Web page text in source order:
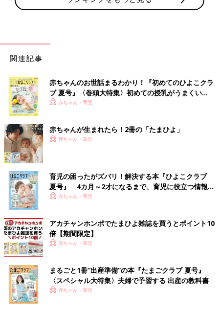
関連記事
赤ちゃんのお世話まるわかり！『初めてのひよこクラ
ブ 夏号』〈巻頭大特集〉初めての授乳がうまくい
く！ おっぱい・ミルクの基本と夏のトラブル 解決テ
赤ちゃん・育児
赤ちゃんが生まれたら！2冊の「たまひよ」
赤ちゃん・育児
育児の困ったがズバリ！解決する本『ひよこクラブ
夏号』 4カ月～2才になるまで、育児に役立つ情報が
いっぱい！
赤ちゃん・育児
アカチャンホンポでたまひよ雑誌を買うとポイント10
倍【期間限定】
赤ちゃん・育児
まるごと1冊“出産準備”の本『たまごクラブ 夏号』
〈スペシャル大特集〉夫婦で予習する 出産の教科書
赤ちゃん・育児